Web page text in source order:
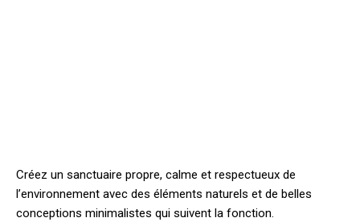
Créez un sanctuaire propre, calme et respectueux de
l’environnement avec des éléments naturels et de belles
conceptions minimalistes qui suivent la fonction.